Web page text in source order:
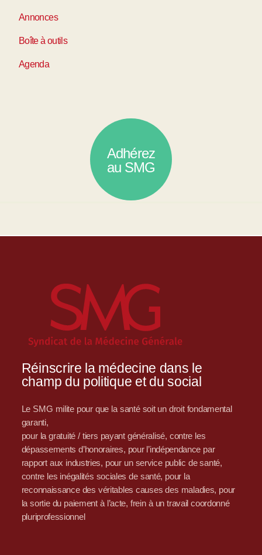
Annonces
Boîte à outils
Agenda
Adhérez
au SMG
Réinscrire la médecine dans le
champ du politique et du social
Le SMG milite pour que la santé soit un droit fondamental
garanti,
pour la gratuité / tiers payant généralisé, contre les
dépassements d’honoraires, pour l’indépendance par
rapport aux industries, pour un service public de santé,
contre les inégalités sociales de santé, pour la
reconnaissance des véritables causes des maladies, pour
la sortie du paiement à l’acte, frein à un travail coordonné
pluriprofessionnel